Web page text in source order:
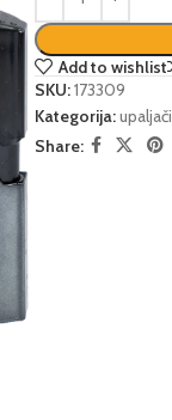
Add to wishlist
SKU:173309
Kategorija:upaljači
Share: